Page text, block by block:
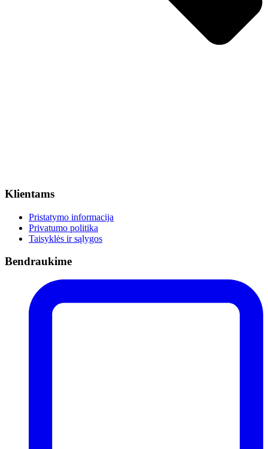
Klientams
Pristatymo informacija
Privatumo politika
Taisyklės ir sąlygos
Bendraukime